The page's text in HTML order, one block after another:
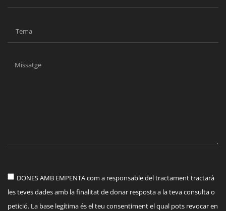
DONES AMB EMPENTA com a responsable del tractament tractarà
les teves dades amb la finalitat de donar resposta a la teva consulta o
petició. La base legítima és el teu consentiment el qual pots revocar en